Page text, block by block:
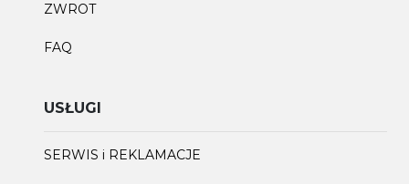
ZWROT
FAQ
USŁUGI
SERWIS i REKLAMACJE